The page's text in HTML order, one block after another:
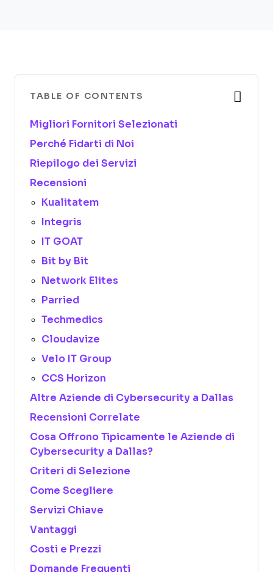
TABLE OF CONTENTS
Migliori Fornitori Selezionati
Perché Fidarti di Noi
Riepilogo dei Servizi
Recensioni
Kualitatem
Integris
IT GOAT
Bit by Bit
Network Elites
Parried
Techmedics
Cloudavize
Velo IT Group
CCS Horizon
Altre Aziende di Cybersecurity a Dallas
Recensioni Correlate
Cosa Offrono Tipicamente le Aziende di
Cybersecurity a Dallas?
Criteri di Selezione
Come Scegliere
Servizi Chiave
Vantaggi
Costi e Prezzi
Domande Frequenti